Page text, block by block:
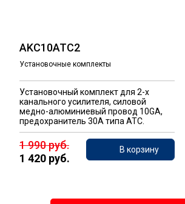
AKC10ATC2
Установочные комплекты
Установочный комплект для 2-х
канального усилителя, силовой
медно-алюминиевый провод 10GA,
предохранитель 30A типа ATC.
1 990 руб.
1 420 руб.
В корзину